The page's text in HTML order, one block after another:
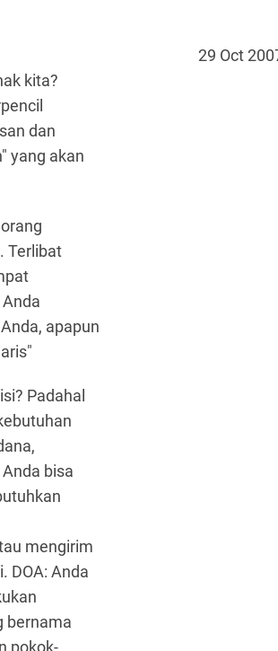
29 Oct
kita?
dan
yang akan
Terlibat
apapun
Padahal
bisa
mengirim
DOA: Anda
bernama
pokok-